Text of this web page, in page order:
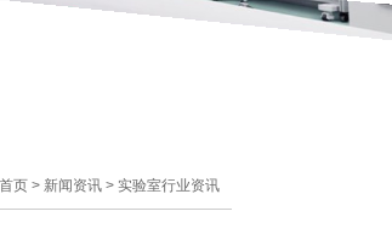
首页 > 新闻资讯 > 实验室行业资讯